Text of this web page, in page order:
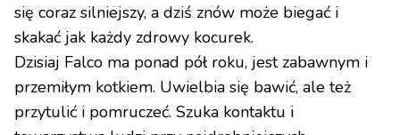
się coraz silniejszy, a dziś znów może biegać i
skakać jak każdy zdrowy kocurek.
Dzisiaj Falco ma ponad pół roku, jest zabawnym i
przemiłym kotkiem. Uwielbia się bawić, ale też
przytulić i pomruczeć. Szuka kontaktu i